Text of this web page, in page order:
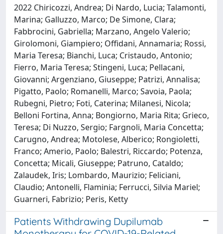
2022 Chiricozzi, Andrea; Di Nardo, Lucia; Talamonti,
Marina; Galluzzo, Marco; De Simone, Clara;
Fabbrocini, Gabriella; Marzano, Angelo Valerio;
Girolomoni, Giampiero; Offidani, Annamaria; Rossi,
Maria Teresa; Bianchi, Luca; Cristaudo, Antonio;
Fierro, Maria Teresa; Stingeni, Luca; Pellacani,
Giovanni; Argenziano, Giuseppe; Patrizi, Annalisa;
Pigatto, Paolo; Romanelli, Marco; Savoia, Paola;
Rubegni, Pietro; Foti, Caterina; Milanesi, Nicola;
Belloni Fortina, Anna; Bongiorno, Maria Rita; Grieco,
Teresa; Di Nuzzo, Sergio; Fargnoli, Maria Concetta;
Carugno, Andrea; Motolese, Alberico; Rongioletti,
Franco; Amerio, Paolo; Balestri, Riccardo; Potenza,
Concetta; Micali, Giuseppe; Patruno, Cataldo;
Zalaudek, Iris; Lombardo, Maurizio; Feliciani,
Claudio; Antonelli, Flaminia; Ferrucci, Silvia Mariel;
Guarneri, Fabrizio; Peris, Ketty
Patients Withdrawing Dupilumab